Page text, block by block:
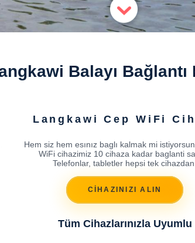
Balayı Bağlantı
Langkawi Cep WiFi
Hem siz hem esınız baglı kalmak mi
WiFi cihazimiz 10 cihaza kadar baglanti
Telefonlar, tabletler hepsi tek cihazdan.
CİHAZINIZI ALIN
Tüm Cihazlarınızla Uyumlu